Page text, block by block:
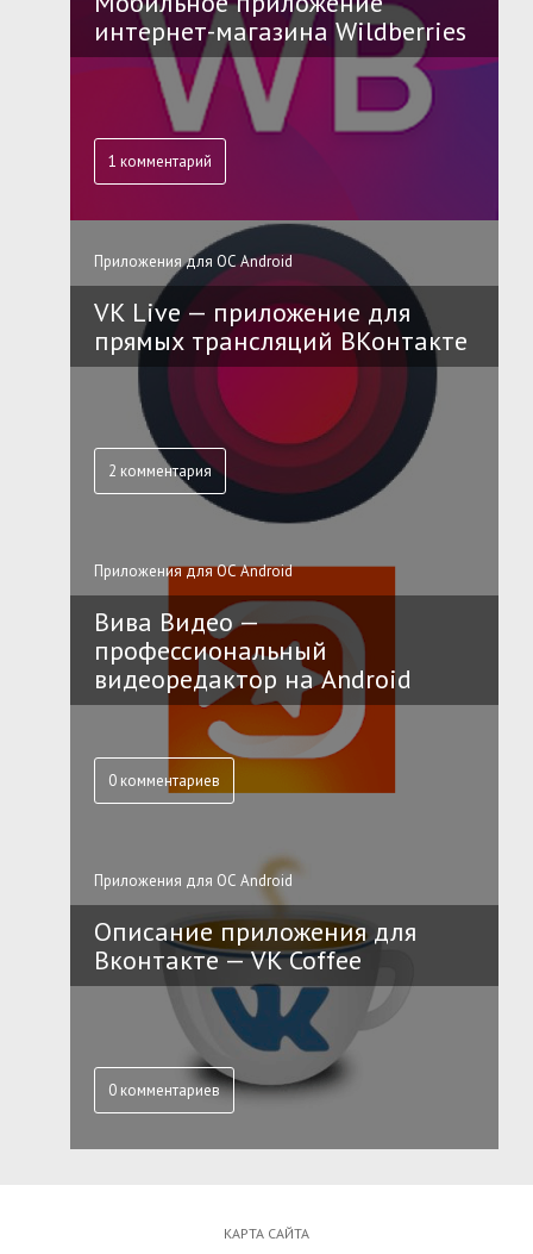
интернет-магазина Wildberries
1 комментарий
Приложения для ОС Android
VK Live — приложение для
прямых трансляций ВКонтакте
2 комментария
Приложения для ОС Android
Вива Видео —
профессиональный
видеоредактор на Android
0 комментариев
Приложения для ОС Android
Описание приложения для
Вконтакте — VK Coffee
0 комментариев
КАРТА САЙТА